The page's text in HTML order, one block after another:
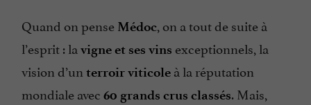
Quand on pense Médoc, on a tout de suite à
l’esprit : la vigne et ses vins exceptionnels, la
vision d’un terroir viticole à la réputation
mondiale avec 60 grands crus classés. Mais,